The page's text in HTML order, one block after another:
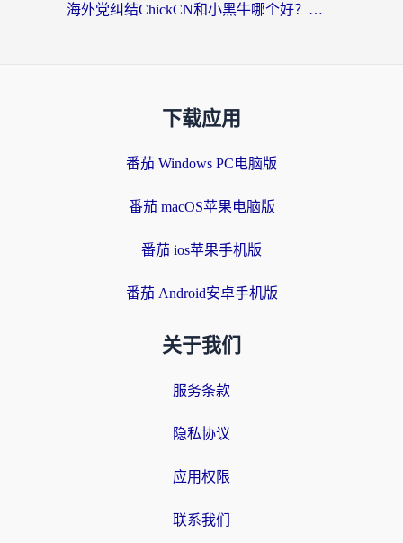
海外党纠结ChickCN和小黑牛哪个好？一篇帮你选对回国加速器的实用指南
下载应用
番茄 Windows PC电脑版
番茄 macOS苹果电脑版
番茄 ios苹果手机版
番茄 Android安卓手机版
关于我们
服务条款
隐私协议
应用权限
联系我们